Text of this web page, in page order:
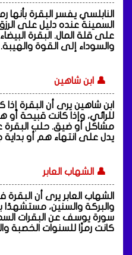
النابلسي يفسر البقرة بأنها
السمينة عنده دليل على
على قلة المال. البقرة
والسوداء إلى القوة والهيبة.
👤 ابن شاهين
ابن شاهين يرى أن البقرة
للرائي، وإذا كانت قبيحة
مشاكل أو ضيق. حلب البقرة
يدل على انتهاء هم أو بداية
👤 الشهاب العابر
الشهاب العابر يرى أن البقرة
والبركة والسنين،
سورة يوسف عن البقرات
كانت رمزًا للسنوات الخصبة